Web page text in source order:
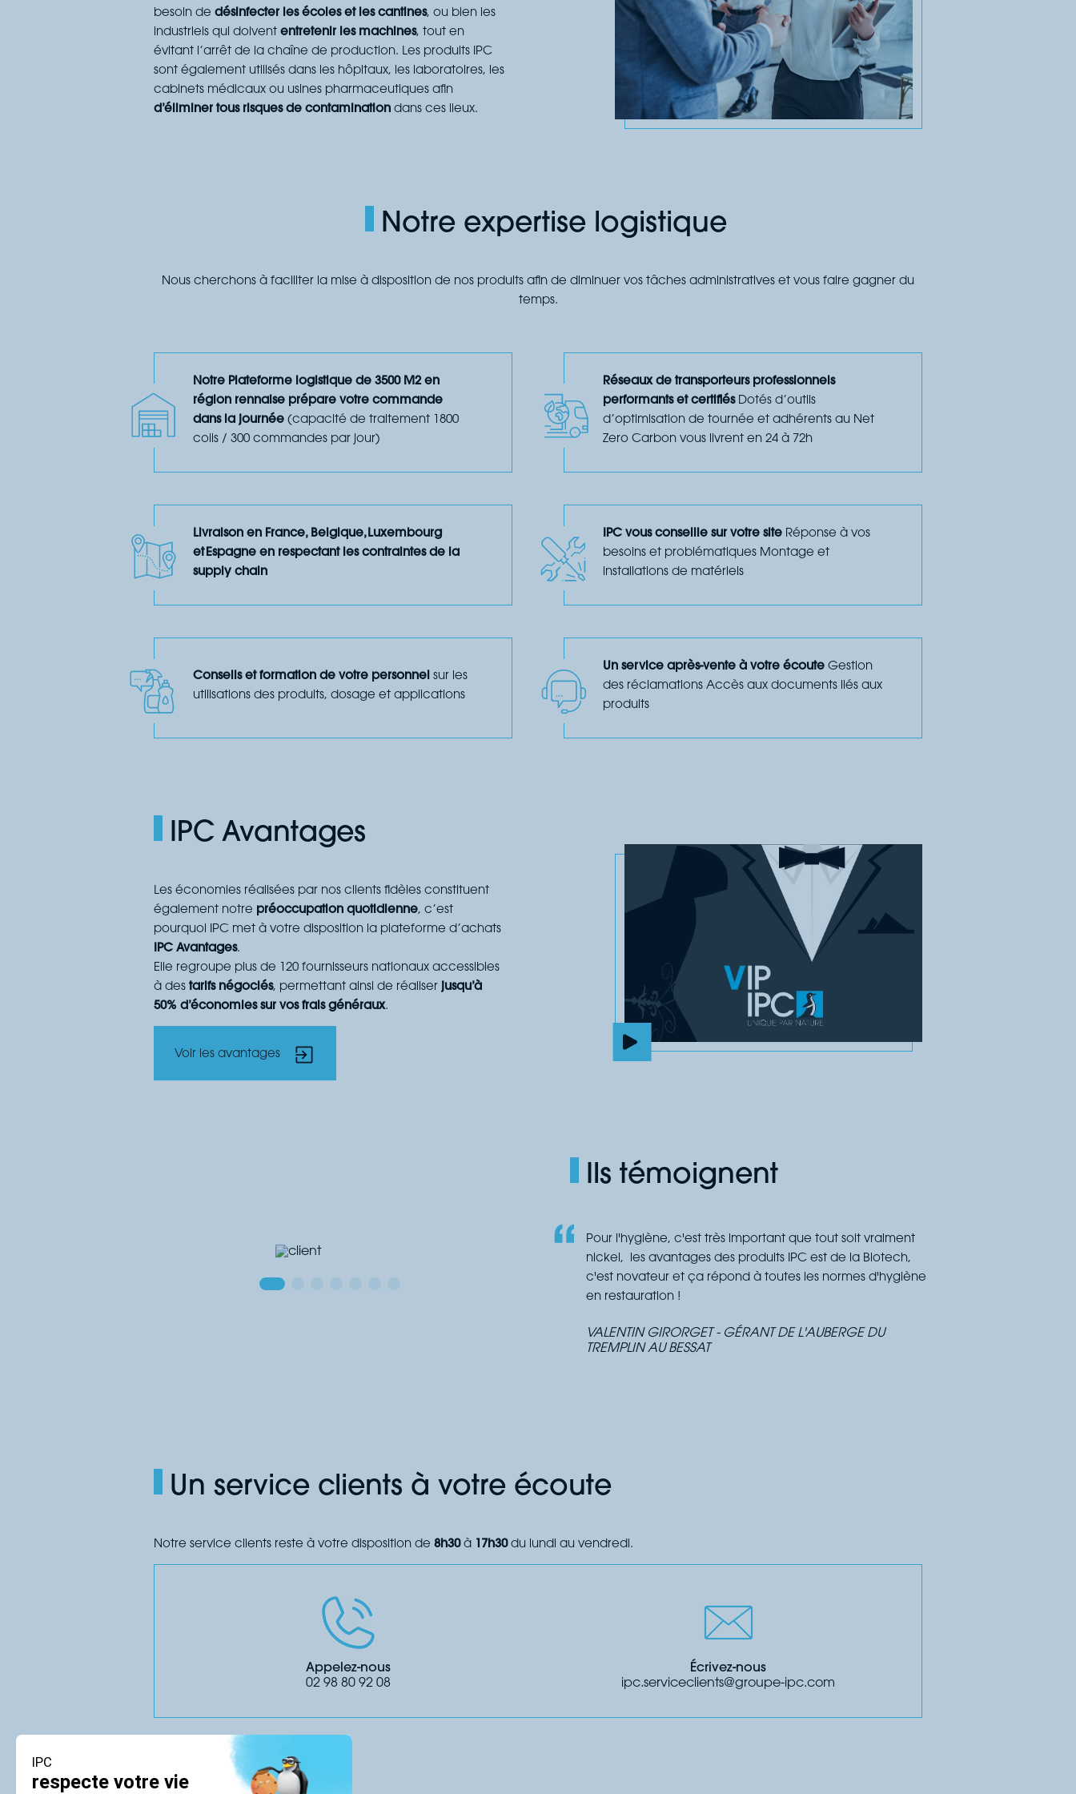
besoin de désinfecter les écoles et les cantines, ou bien les
industriels qui doivent entretenir les machines, tout en
évitant l’arrêt de la chaîne de production. Les produits IPC
sont également utilisés dans les hôpitaux, les laboratoires, les
cabinets médicaux ou usines pharmaceutiques afin
d’éliminer tous risques de contamination dans ces lieux.
Notre expertise logistique
Nous cherchons à faciliter la mise à disposition de nos produits afin de diminuer vos tâches administratives et vous faire gagner du
temps.
Notre Plateforme logistique de 3500 M2 en
région rennaise prépare votre commande
dans la journée (capacité de traitement 1800
colis / 300 commandes par jour)
Réseaux de transporteurs professionnels
performants et certifiésDotés d’outils
d’optimisation de tournée et adhérents au Net
Zero Carbon vous livrent en 24 à 72h
Livraison en France, Belgique, Luxembourg
et Espagne en respectant les contraintes de la
supply chain
IPC vous conseille sur votre site Réponse à vos
besoins et problématiques Montage et
installations de matériels
Conseils et formation de votre personnel sur les
utilisations des produits, dosage et applications
Un service après-vente à votre écoute Gestion
des réclamations Accès aux documents liés aux
produits
IPC Avantages
Les économies réalisées par nos clients fidèles constituent
également notre préoccupation quotidienne, c’est
pourquoi IPC met à votre disposition la plateforme d’achats
IPC Avantages.
Elle regroupe plus de 120 fournisseurs nationaux accessibles
à des tarifs négociés, permettant ainsi de réaliser jusqu’à
50% d’économies sur vos frais généraux.
Voir les avantages
Ils témoignent
Pour l'hygiène, c'est très important que tout soit vraiment
nickel, les avantages des produits IPC est de la Biotech,
c'est novateur et ça répond à toutes les normes d'hygiène
en restauration !
VALENTIN GIRORGET - GÉRANT DE L'AUBERGE DU
TREMPLIN AU BESSAT
Un service clients à votre écoute
Notre service clients reste à votre disposition de 8h30à 17h30du lundi au vendredi.
Appelez-nous
02 98 80 92 08
Écrivez-nous
ipc.serviceclients@groupe-ipc.com